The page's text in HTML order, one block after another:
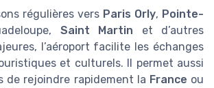
régulières vers Paris Orly, Pointe-
Saint Martin et d’autres
l’aéroport facilite les échanges
et culturels. Il permet aussi
de rejoindre rapidement la France ou